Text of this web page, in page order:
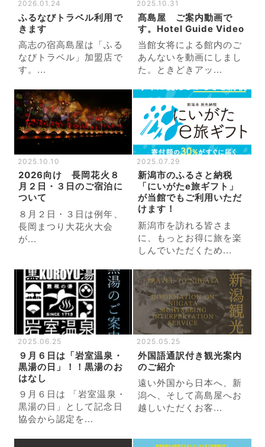
2026.01.24
ふるなびトラベル利用で
きます
高志の宿高島屋は「ふる
なびトラベル」加盟店で
す。...
2025.10.31
髙島屋 ご案内動画で
す。Hotel Guide Video
当館女将による館内のご
あんないを動画にしまし
た。ときどきアッ...
2025.10.10
2026向け 長岡花火８
月２日・３日のご宿泊に
ついて
８月２日・３日は例年、
長岡まつり大花火大会
が...
2025.07.29
新潟市のふるさと納税
「にいがたe旅ギフト」
が当館でもご利用いただ
けます！
新潟市を訪れる皆さま
に、もっとお得に旅を楽
しんでいただくため...
2025.06.25
９月６日は「岩室温泉・
黒湯の日」！！黒湯のお
はなし
９月６日は 「岩室温泉・
黒湯の日」として記念日
協会から認定を...
2025.05.25
外国語通訳付き観光案内
のご紹介
遠い外国から日本へ、新
潟へ、そして高島屋へお
越しいただくお客...